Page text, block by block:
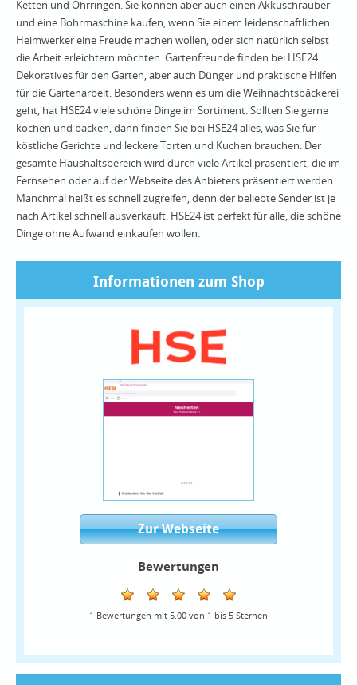
Ketten und Ohrringen. Sie können aber auch einen Akkuschrauber
und eine Bohrmaschine kaufen, wenn Sie einem leidenschaftlichen
Heimwerker eine Freude machen wollen, oder sich natürlich selbst
die Arbeit erleichtern möchten. Gartenfreunde finden bei HSE24
Dekoratives für den Garten, aber auch Dünger und praktische Hilfen
für die Gartenarbeit. Besonders wenn es um die Weihnachtsbäckerei
geht, hat HSE24 viele schöne Dinge im Sortiment. Sollten Sie gerne
kochen und backen, dann finden Sie bei HSE24 alles, was Sie für
köstliche Gerichte und leckere Torten und Kuchen brauchen. Der
gesamte Haushaltsbereich wird durch viele Artikel präsentiert, die im
Fernsehen oder auf der Webseite des Anbieters präsentiert werden.
Manchmal heißt es schnell zugreifen, denn der beliebte Sender ist je
nach Artikel schnell ausverkauft. HSE24 ist perfekt für alle, die schöne
Dinge ohne Aufwand einkaufen wollen.
Informationen zum Shop
Zur Webseite
Bewertungen
1 Bewertungen mit 5.00 von 1 bis 5 Sternen